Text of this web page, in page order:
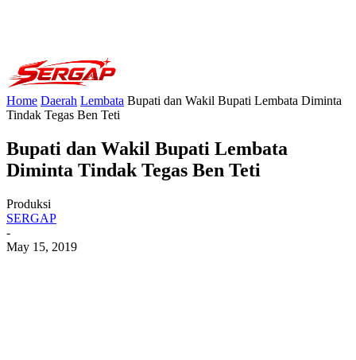
Home Daerah Lembata Bupati dan Wakil Bupati Lembata Diminta
Tindak Tegas Ben Teti
Bupati dan Wakil Bupati Lembata
Diminta Tindak Tegas Ben Teti
Produksi
SERGAP
-
May 15, 2019